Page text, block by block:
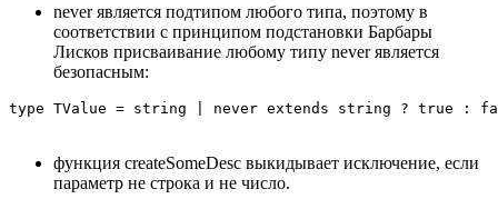
never является подтипом любого типа, поэтому в
соответствии с принципом подстановки Барбары
Лисков присваивание любому типу never является
безопасным:
функция createSomeDesc выкидывает исключение, если
параметр не строка и не число.